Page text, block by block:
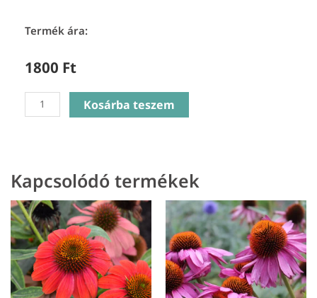
Termék ára:
1800 Ft
Anemone
Hybrida
Szellőrózsa
mennyiség
Kosárba teszem
Kapcsolódó termékek